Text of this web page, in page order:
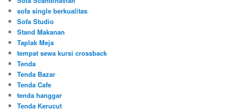
sofa single berkualitas
Sofa Studio
Stand Makanan
Taplak Meja
tempat sewa kursi crossback
Tenda
Tenda Bazar
Tenda Cafe
tenda hanggar
Tenda Kerucut